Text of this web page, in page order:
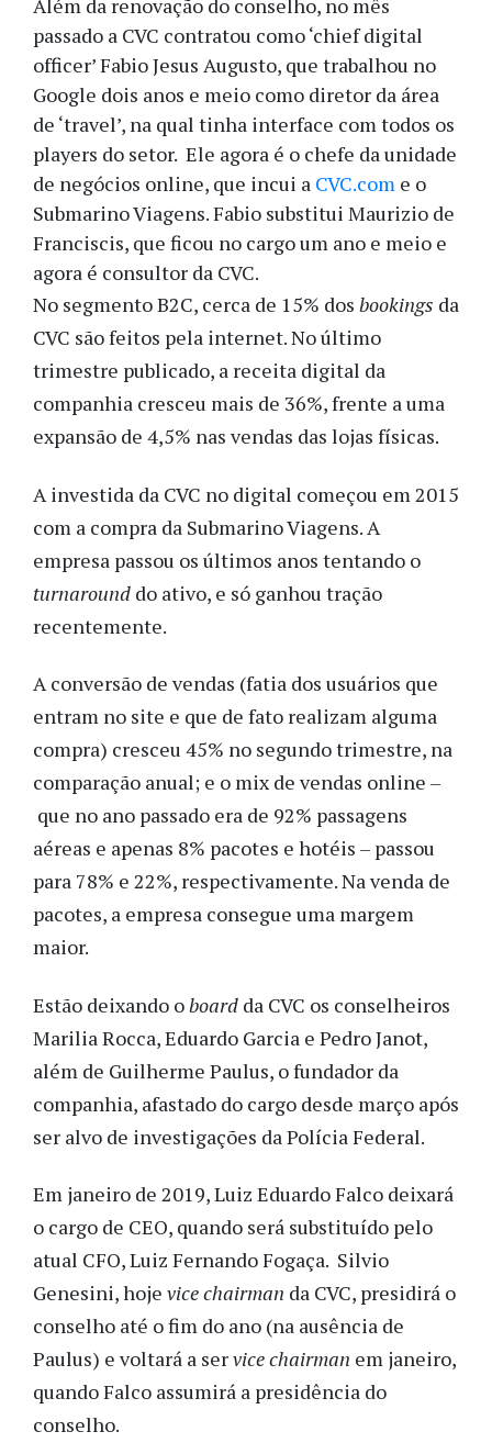
Além da renovação do conselho, no mês
passado a CVC contratou como ‘chief digital
officer’ Fabio Jesus Augusto, que trabalhou no
Google dois anos e meio como diretor da área
de ‘travel’, na qual tinha interface com todos os
players do setor. Ele agora é o chefe da unidade
de negócios online, que incui a CVC.com e o
Submarino Viagens. Fabio substitui Maurizio de
Franciscis, que ficou no cargo um ano e meio e
agora é consultor da CVC.
No segmento B2C, cerca de 15% dos bookings da
CVC são feitos pela internet. No último
trimestre publicado, a receita digital da
companhia cresceu mais de 36%, frente a uma
expansão de 4,5% nas vendas das lojas físicas.
A investida da CVC no digital começou em 2015
com a compra da Submarino Viagens. A
empresa passou os últimos anos tentando o
turnaround do ativo, e só ganhou tração
recentemente.
A conversão de vendas (fatia dos usuários que
entram no site e que de fato realizam alguma
compra) cresceu 45% no segundo trimestre, na
comparação anual; e o mix de vendas online –
que no ano passado era de 92% passagens
aéreas e apenas 8% pacotes e hotéis – passou
para 78% e 22%, respectivamente. Na venda de
pacotes, a empresa consegue uma margem
maior.
Estão deixando oboard da CVC os conselheiros
Marilia Rocca, Eduardo Garcia e Pedro Janot,
além de Guilherme Paulus, o fundador da
companhia, afastado do cargo desde março após
ser alvo de investigações da Polícia Federal.
Em janeiro de 2019, Luiz Eduardo Falco deixará
o cargo de CEO, quando será substituído pelo
atual CFO, Luiz Fernando Fogaça. Silvio
Genesini, hoje vice chairman da CVC, presidirá o
conselho até o fim do ano (na ausência de
Paulus) e voltará a service chairman em janeiro,
quando Falco assumirá a presidência do
conselho.